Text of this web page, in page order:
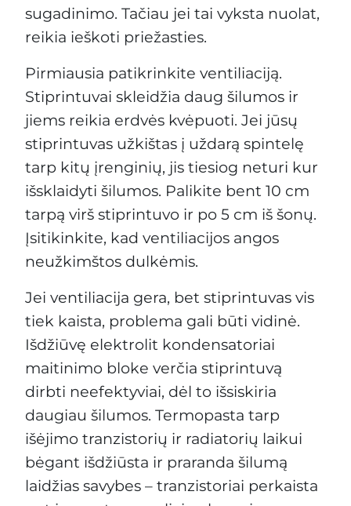
sugadinimo. Tačiau jei tai vyksta nuolat,
reikia ieškoti priežasties.
Pirmiausia patikrinkite ventiliaciją.
Stiprintuvai skleidžia daug šilumos ir
jiems reikia erdvės kvėpuoti. Jei jūsų
stiprintuvas užkištas į uždarą spintelę
tarp kitų įrenginių, jis tiesiog neturi kur
išsklaidyti šilumos. Palikite bent 10 cm
tarpą virš stiprintuvo ir po 5 cm iš šonų.
Įsitikinkite, kad ventiliacijos angos
neužkimštos dulkėmis.
Jei ventiliacija gera, bet stiprintuvas vis
tiek kaista, problema gali būti vidinė.
Išdžiūvę elektrolit kondensatoriai
maitinimo bloke verčia stiprintuvą
dirbti neefektyviai, dėl to išsiskiria
daugiau šilumos. Termopasta tarp
išėjimo tranzistorių ir radiatorių laikui
bėgant išdžiūsta ir praranda šilumą
laidžias savybes – tranzistoriai perkaista